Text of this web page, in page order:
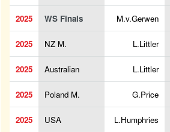
2025 WS Finals M.v.Gerwen
2025 NZ M. L.Littler
2025 Australian L.Littler
2025 Poland M. G.Price
2025 USA L.Humphries